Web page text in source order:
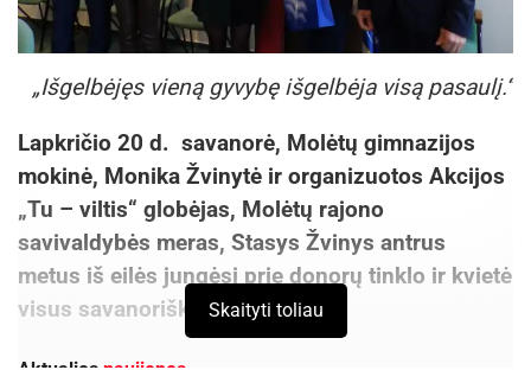
„Išgelbėjęs vieną gyvybę išgelbėja visą pasaulį.“
Lapkričio 20 d. savanorė, Molėtų gimnazijos
mokinė, Monika Žvinytė ir organizuotos Akcijos
„Tu – viltis“ globėjas, Molėtų rajono
savivaldybės meras, Stasys Žvinys antrus
metus iš eilės jungėsi prie donorų tinklo ir kvietė
visus savanoriškai donorystei.
Skaityti toliau